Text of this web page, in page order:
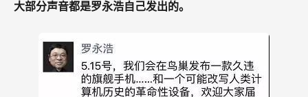
大部分声音都是罗永浩自己发出的。